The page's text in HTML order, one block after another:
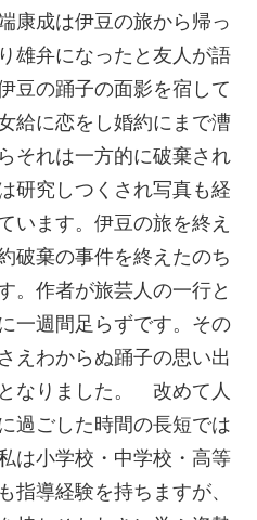
成は伊豆の旅から帰っ
雄弁になったと友人が語
豆の踊子の面影を宿して
給に恋をし婚約にまで漕
それは一方的に破棄され
研究しつくされ写真も経
います。伊豆の旅を終え
破棄の事件を終えたのち
。作者が旅芸人の一行と
一週間足らずです。その
えわからぬ踊子の思い出
なりました。 改めて人
過ごした時間の長短では
は小学校・中学校・高等
指導経験を持ちますが、